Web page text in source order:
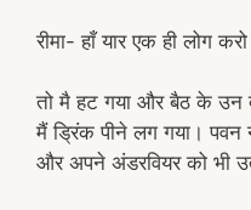
रीमा- हाँ यार एक ही लोग
तो मै हट गया और बैठ के उन
मैं ड्रिंक पीने लग गया। पवन
और अपने अंडरवियर को भी